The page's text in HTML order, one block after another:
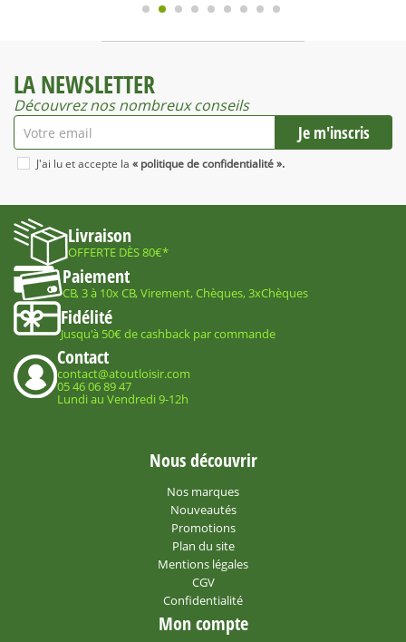
LA NEWSLETTER
Découvrez nos nombreux conseils
J'ai lu et accepte la « politique de confidentialité ».
Livraison
OFFERTE DÈS 80€*
Paiement
CB, 3 à 10x CB, Virement, Chèques, 3xChèques
Fidélité
Jusqu'à 50€ de cashback par commande
Contact
contact@atoutloisir.com
05 46 06 89 47
Lundi au Vendredi 9-12h
Nous découvrir
Nos marques
Nouveautés
Promotions
Plan du site
Mentions légales
CGV
Confidentialité
Mon compte